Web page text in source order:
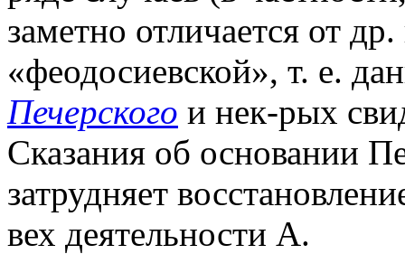
заметно отличается от
«феодосиевской», т. е.
Печерского и нек-рых
Сказания об основании
затрудняет
вех деятельности А.